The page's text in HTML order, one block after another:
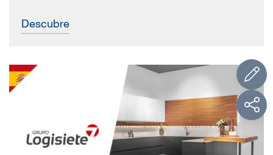
semana, que se caracterizan por su originalidad y la
combinación de la madera con otros materiales:
elige el Grupo italiano por el nivel tecnológico de la
maquinaria y el soporte técnico y comercial del team.
Descubre